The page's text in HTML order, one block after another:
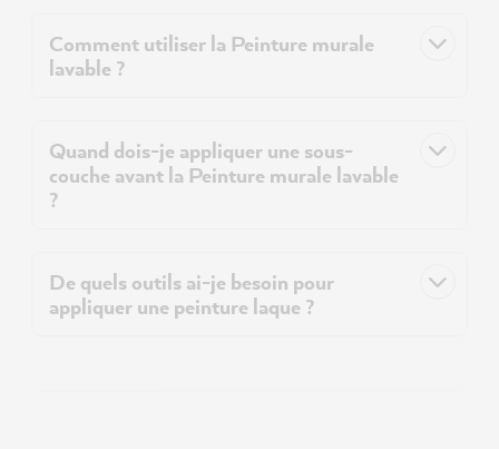
Comment utiliser la Peinture murale
lavable ?
Quand dois-je appliquer une sous-
couche avant la Peinture murale lavable
?
De quels outils ai-je besoin pour
appliquer une peinture laque ?